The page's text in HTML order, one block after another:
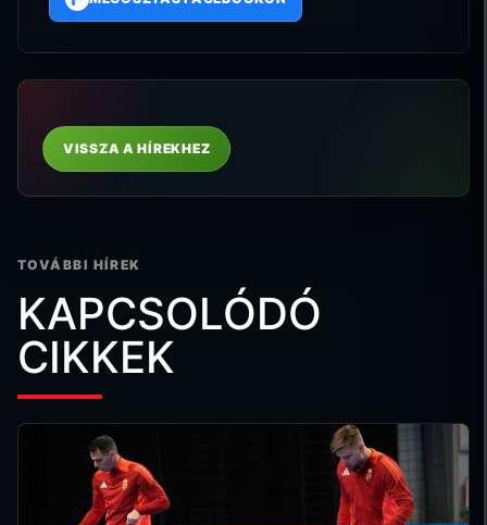
VISSZA A HÍREKHEZ
TOVÁBBI HÍREK
KAPCSOLÓDÓ
CIKKEK